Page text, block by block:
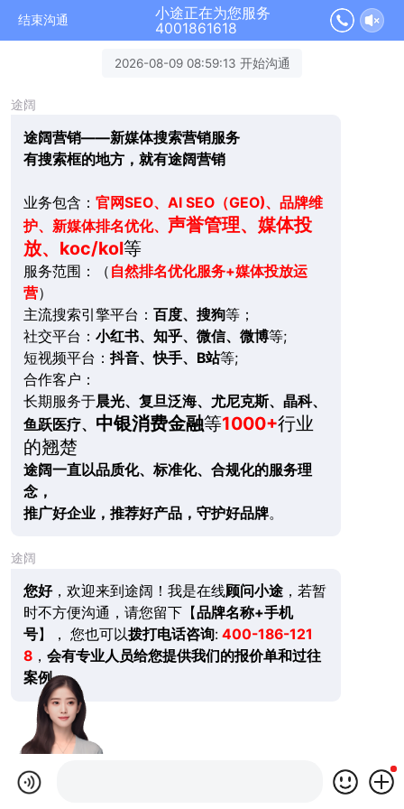
结束沟通
小途正在为您服务
4001861618
2026-08-09 08:59:13 开始沟通
途阔
途阔营销——新媒体搜索营销服务
有搜索框的地方，就有途阔营销
业务包含： 官网SEO、AI SEO（GEO)、品牌维
护、新媒体排名优化、 声誉管理、媒体投
放、koc/kol等
服务范围：（ 自然排名优化服务+媒体投放运
营）
主流搜索引擎平台： 百度、搜狗等；
社交平台： 小红书、知乎、微信、微博等;
短视频平台：抖音、快手、B站等;
合作客户：
长期服务于晨光、复旦泛海、尤尼克斯、晶科、
鱼跃医疗、 中银消费金融等1000+行业
的翘楚
途阔一直以品质化、标准化、合规化的服务理
念，
推广好企业，推荐好产品，守护好品牌。
途阔
您好，欢迎来到途阔！我是在线顾问小途，若暂
时不方便沟通，请您留下【品牌名称+手机
号】， 您也可以拨打电话咨询: 400-186-121
8， 会有专业人员给您提供我们的报价单和过往
案例。